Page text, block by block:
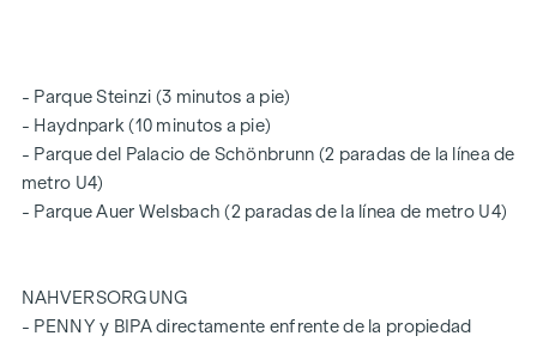
roble. Desde aquí se accede al cuarto de baño en suite, con
ducha a ras de suelo y lavabo doble, y el aseo independiente
completa la oferta.
DISTRIBUCIÓN DE LAS HABITACIONES:
- Vestíbulo
- Parque Steinzi (3 minutos a pie)
- Haydnpark (10 minutos a pie)
- Parque del Palacio de Schönbrunn (2 paradas de la línea de
metro U4)
- Parque Auer Welsbach (2 paradas de la línea de metro U4)
NAHVERSORGUNG
- PENNY y BIPA directamente enfrente de la propiedad